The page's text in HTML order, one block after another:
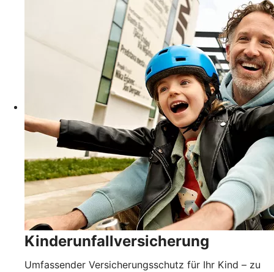
Kinderunfallversicherung
Umfassender Versicherungsschutz für Ihr Kind – zu